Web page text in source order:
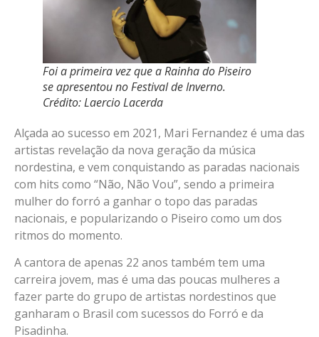
Foi a primeira vez que a Rainha do Piseiro
se apresentou no Festival de Inverno.
Crédito: Laercio Lacerda
Alçada ao sucesso em 2021, Mari Fernandez é uma das
artistas revelação da nova geração da música
nordestina, e vem conquistando as paradas nacionais
com hits como “Não, Não Vou”, sendo a primeira
mulher do forró a ganhar o topo das paradas
nacionais, e popularizando o Piseiro como um dos
ritmos do momento.
A cantora de apenas 22 anos também tem uma
carreira jovem, mas é uma das poucas mulheres a
fazer parte do grupo de artistas nordestinos que
ganharam o Brasil com sucessos do Forró e da
Pisadinha.